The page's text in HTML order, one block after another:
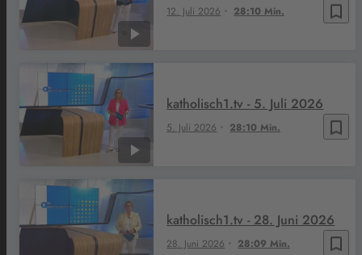
bookmark_border
12. Juli 2026 28:10 Min.
bookmark_border
5. Juli 2026 28:10 Min.
katholisch1.tv - 5. Juli 2026
bookmark_border
28. Juni 2026 28:09 Min.
katholisch1.tv - 28. Juni 2026